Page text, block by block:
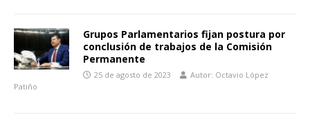
Grupos Parlamentarios fijan postura por
conclusión de trabajos de la Comisión
Permanente
25 de agosto de 2023
Autor: Octavio López
Patiño